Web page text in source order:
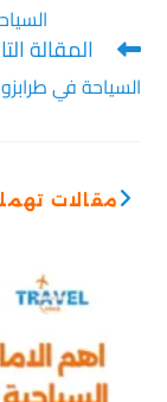
المقالة
السياحة في
مقالات